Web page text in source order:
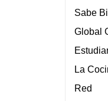
Sabe
Global
La
Red